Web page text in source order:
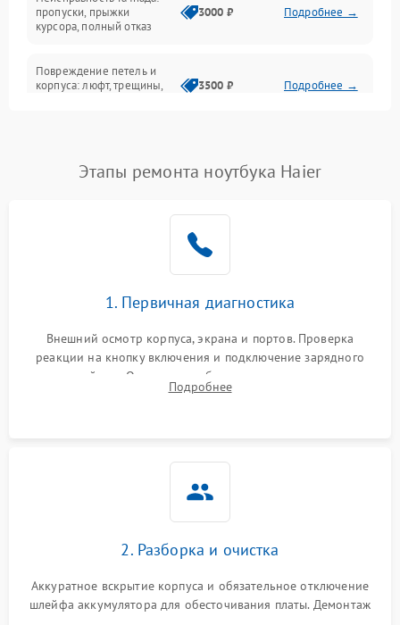
Сеть и интернет
пропуски, прыжки
курсора, полный отказ
3000 ₽ Подробнее →
Повреждение петель и
корпуса: люфт, трещины,
3500 ₽ Подробнее →
невозможность зарядки,
2500 ₽ Подробнее →
2000 ₽
Перегрев из‑за пыли,
неисправности кулера
Выход из строя SSD или
HDD: медленная загрузка,
2000 ₽
Проблемы Wi‑Fi или
2500 ₽
Этапы ремонта ноутбука Haier
1. Первичная диагностика
Внешний осмотр корпуса, экрана и портов. Проверка
реакции на кнопку включения и подключение зарядного
устройства. Оценка потребления тока с помощью
лабораторного блока питания для локализации проблемы.
Подробнее
2. Разборка и очистка
Аккуратное вскрытие корпуса и обязательное отключение
шлейфа аккумулятора для обесточивания платы. Демонтаж